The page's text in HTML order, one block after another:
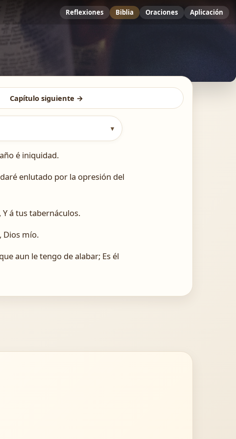
Reflexiones Biblia Oraciones Aplicación
Capítulo siguiente →
▾
é iniquidad.
enlutado por la opresión del
á tus tabernáculos.
Dios mío.
aun le tengo de alabar; Es él